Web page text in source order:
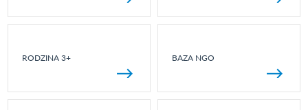
RODZINA 3+ BAZA NGO